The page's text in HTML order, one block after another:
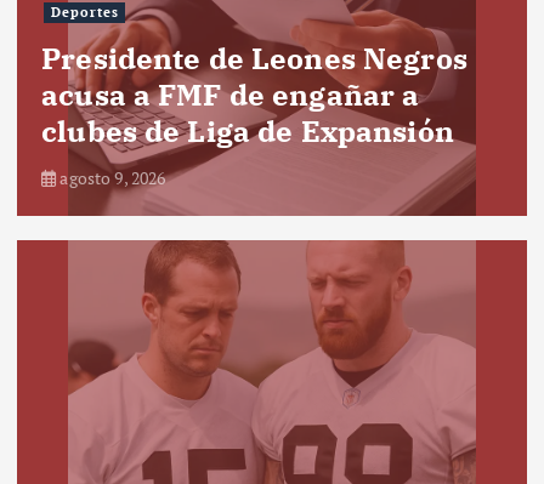
Deportes
Presidente de Leones Negros
acusa a FMF de engañar a
clubes de Liga de Expansión
agosto 9, 2026